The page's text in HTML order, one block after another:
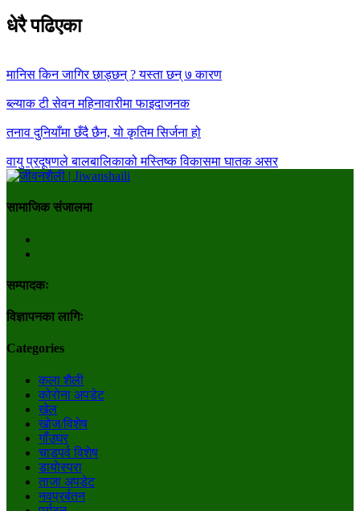
धेरै पढिएका
मानिस किन जागिर छाड्छन् ? यस्ता छन् ७ कारण
ब्ल्याक टी सेवन महिनावारीमा फाइदाजनक
तनाव दुनियाँमा छँदै छैन, यो कृतिम सिर्जना हो
वायु प्रदूषणले बालबालिकाको मस्तिष्क विकासमा घातक असर
सामाजिक संजालमा
सम्पादकः
विज्ञापनका लागिः
Categories
कला शैली
कोरोना अपडेट
खेल
खोज/विशेष
गाँउघर
चाडपर्व विशेष
डायाेस्परा
ताजा अपडेट
नवप्रर्बतन